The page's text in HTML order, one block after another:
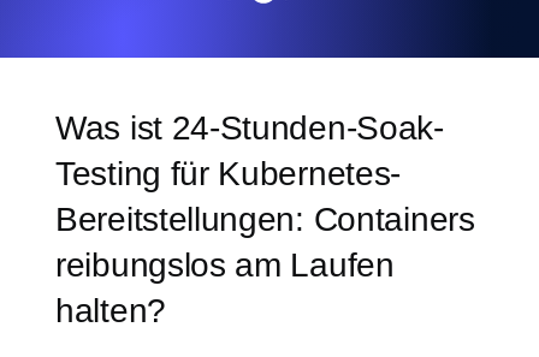
Was ist 24-Stunden-Soak-
Testing für Kubernetes-
Bereitstellungen: Containers
reibungslos am Laufen
halten?